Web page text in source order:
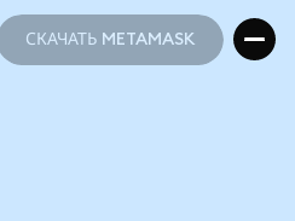
СКАЧАТЬ METAMASK